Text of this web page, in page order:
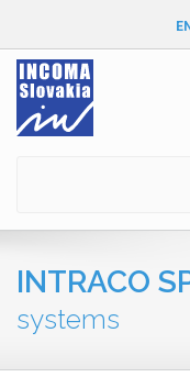
EN
INTRACO
systems